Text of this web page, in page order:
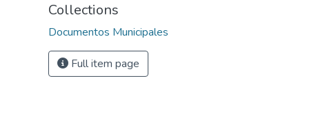
Collections
Documentos Municipales
Full item page